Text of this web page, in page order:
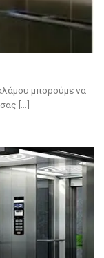
μπορούμε να
[...]